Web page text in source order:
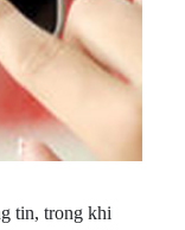
tin, trong khi